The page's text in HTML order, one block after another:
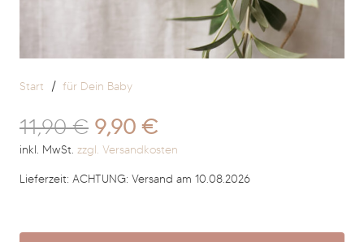
Start / für Dein Baby
11,90€ Ursprünglicher
Preis
war:
9,90 €Aktueller
Preis
ist:
inkl. MwSt. zzgl. Versandkosten
Lieferzeit: ACHTUNG: Versand am 10.08.2026